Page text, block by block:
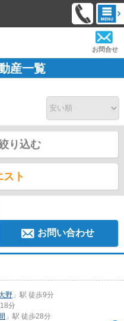
お問合せ
産一覧
り込む
ト
お問い合わせ
野 」駅 徒歩9分
分
」駅 徒歩28分